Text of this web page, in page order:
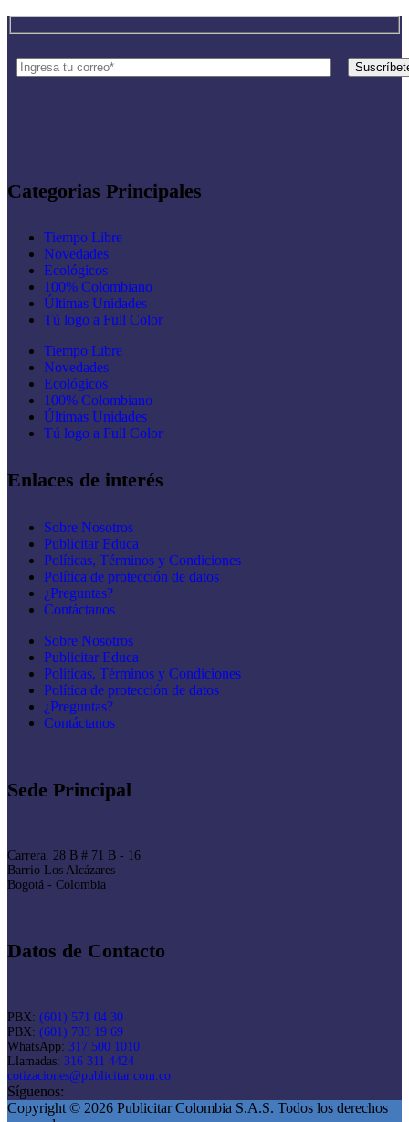
Categorias Principales
Tiempo Libre
Novedades
Ecológicos
100% Colombiano
Últimas Unidades
Tú logo a Full Color
Tiempo Libre
Novedades
Ecológicos
100% Colombiano
Últimas Unidades
Tú logo a Full Color
Enlaces de interés
Sobre Nosotros
Publicitar Educa
Políticas, Términos y Condiciones
Política de protección de datos
¿Preguntas?
Contáctanos
Sobre Nosotros
Publicitar Educa
Políticas, Términos y Condiciones
Política de protección de datos
¿Preguntas?
Contáctanos
Sede Principal
Carrera. 28 B # 71 B - 16
Barrio Los Alcázares
Bogotá - Colombia
Datos de Contacto
PBX: (601) 571 04 30
PBX: (601) 703 19 69
WhatsApp: 317 500 1010
Llamadas: 316 311 4424
cotizaciones@publicitar.com.co
Síguenos:
Copyright © 2026 Publicitar Colombia S.A.S. Todos los derechos